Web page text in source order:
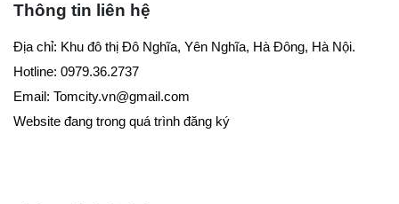
Thông tin liên hệ
Địa chỉ: Khu đô thị Đô Nghĩa, Yên Nghĩa, Hà Đông, Hà Nội.
Hotline: 0979.36.2737
Email: Tomcity.vn@gmail.com
Website đang trong quá trình đăng ký